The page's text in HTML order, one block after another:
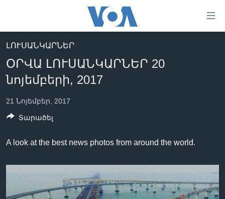
հիմնական
բովանդակությանը
անցնել
հիմնական
բովանդակությանը
բովանդակություն
ԼՈՒՐԵՐ
ՍՓՅՈՒՌՔ
ՏԵՍԱՆՅՈՒԹԵՐ
ՖԻԼՄԵՐ
ՄԵՐ ՄԱՍԻՆ
«ԱՄԵՐԻԿԱՅԻ ՁԱՅՆ»-Ի ԿԱՆՈՆԱԴՐՈՒԹՅՈՒՆ
Learning English
ԼՈՒՍԱՆԿԱՐՆԵՐ
ՕՐՎԱ ԼՈՒՍԱՆԿԱՐՆԵՐ 20
նոյեմբերի, 2017
21 Նոյեմբեր, 2017
A look at the best news photos from around the world.
Տարածել